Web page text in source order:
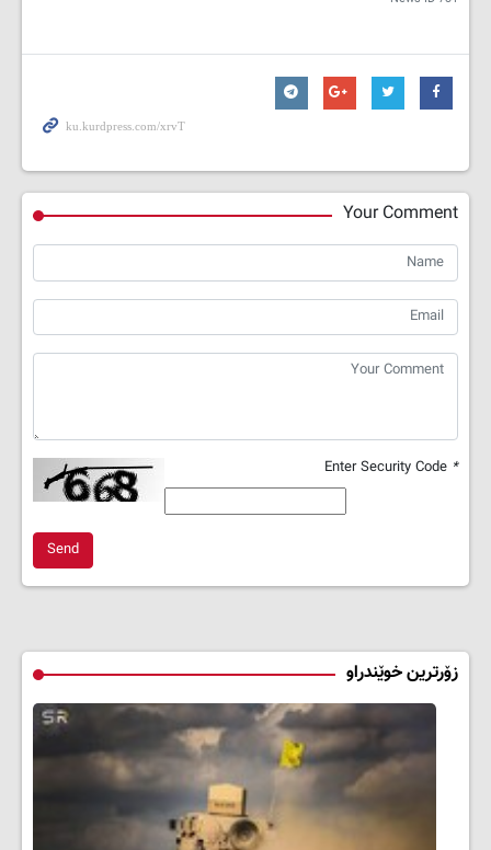
Your Comment
*
Send
زۆرترین خوێندراو